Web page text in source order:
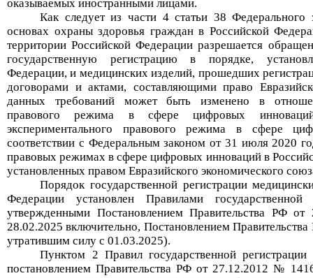
оказываемых иностранными лицами.
Как следует из части 4 статьи 38Федерального
основах охраны здоровья граждан в Российской
территории Российской Федерации разрешается
государственную регистрацию в порядке,
Федерации, и медицинских изделий, прошедших
договорами и актами, составляющими право
данных требований может быть изменено в
правового режима в сфере цифровых
экспериментального правового режима в сфере
соответствии с Федеральным законом от 31 июля 2020
правовых режимах в сфере цифровых инноваций в
установленных правом Евразийского экономического
Порядок государственной регистрации
Федерации установлен Правилами
утвержденными ПостановлениемПравительства РФ от
28.02.2025 включительно, Постановлением Пр
утратившим силу с 01.03.2025).
Пунктом 2 Правил государственной
постановлением Правительства РФ от 27.12.2012 №